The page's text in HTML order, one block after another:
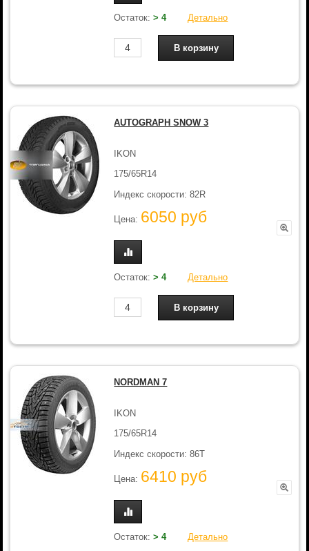
Остаток:> 4 Детально
AUTOGRAPH SNOW 3
IKON
175/65R14
Индекс скорости: 82R
Цена: 6050 руб
Остаток:> 4 Детально
NORDMAN 7
IKON
175/65R14
Индекс скорости: 86T
Цена: 6410 руб
Остаток:> 4 Детально